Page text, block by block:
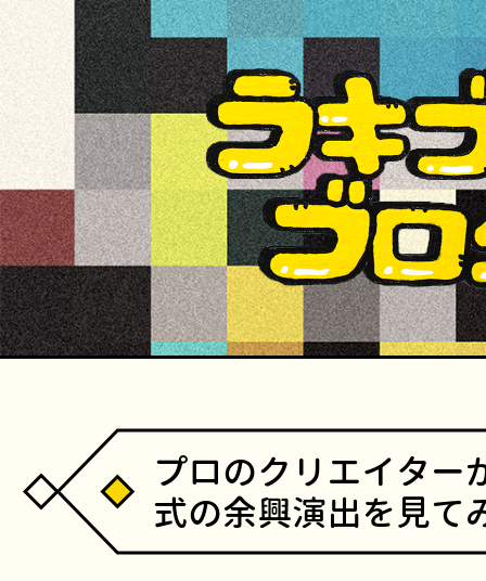
プロのクリエイター
式の余興演出を見て